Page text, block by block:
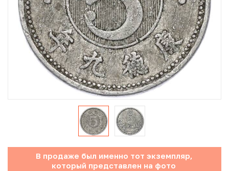
Юбилейные монеты Банка России (с 1999 года)
Памятные и инвестиционные монеты СССР и России
Иностранные монеты
Неофициальные выпуски монет (Unusual)
Античные и средневековые монеты
Инвестиционные монеты
В продаже был именно тот экземпляр,
который представлен на фото